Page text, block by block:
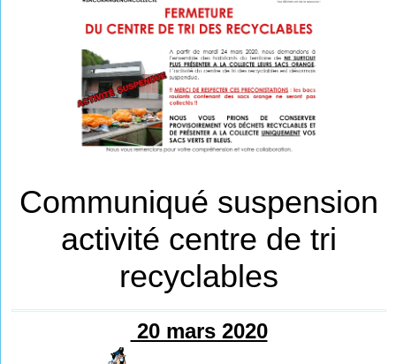
Communiqué suspension
activité centre de tri
recyclables
20 mars 2020